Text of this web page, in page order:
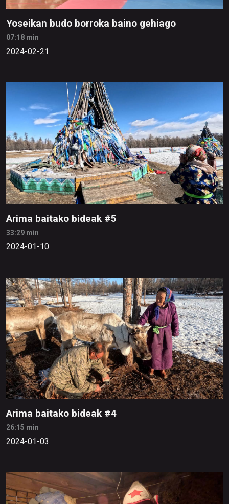
Yoseikan budo borroka baino gehiago
07:18 min
2024-02-21
Arima baitako bideak #5
33:29 min
2024-01-10
Arima baitako bideak #4
26:15 min
2024-01-03